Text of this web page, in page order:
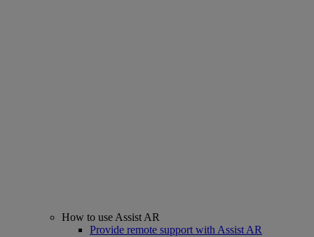
How to use Assist AR
Provide remote support with Assist AR